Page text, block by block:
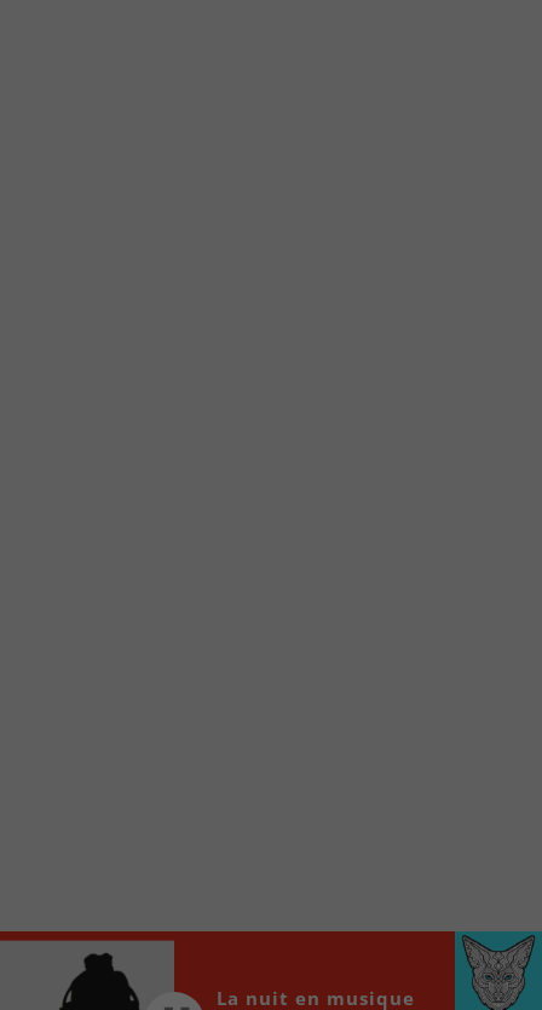
locale vous sont maintenant accessibles en un clic!
Audio
00:00
La nuit en musique